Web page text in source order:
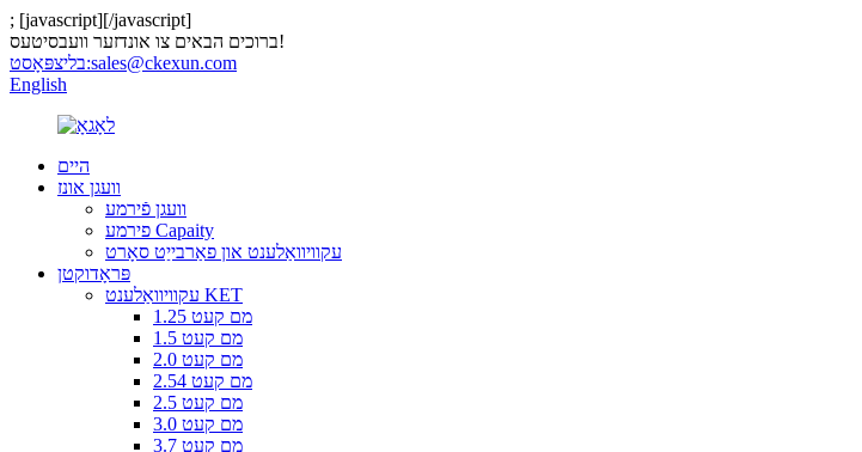
; [javascript][/javascript]
ברוכים הבאים צו אונדזער וועבסיטעס!
בליצפּאָסט:sales@ckexun.com
English
היים
וועגן אונז
וועגן פֿירמע
פירמע Capaity
עקוויוואַלענט און פאַרבייַט סאָרט
פּראָדוקטן
עקוויוואַלענט KET
1.25 מם קעט
1.5 מם קעט
2.0 מם קעט
2.54 מם קעט
2.5 מם קעט
3.0 מם קעט
3.7 מם קעט